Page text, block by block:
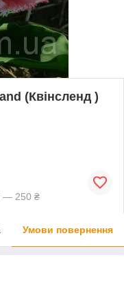
(Квінсленд )
— 250 ₴
Умови повернення